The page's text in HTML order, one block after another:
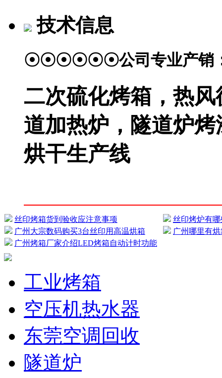
技术信息
☉☉☉☉☉☉公司专业产销
二次硫化烤箱，热
道加热炉，隧道炉
烘干生产线
丝印烤箱货到验收应注意事项
丝印烤炉有
广州大宗数码购买3台丝印用高温烘箱
广州哪里有
广州烤箱厂家介绍LED烤箱自动计时功能
工业烤箱
空压机热水器
东莞空调回收
隧道炉